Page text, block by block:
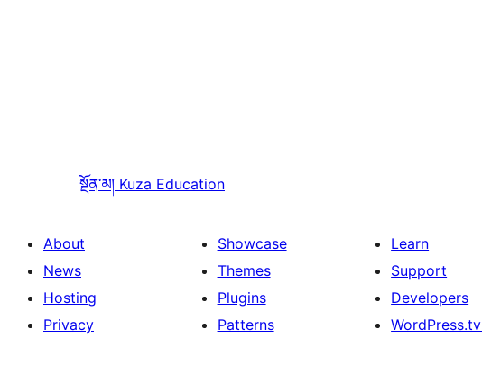
སྔོན་མ། Kuza Education
About
News
Hosting
Privacy
Showcase
Themes
Plugins
Patterns
Learn
Support
Developers
WordPress.tv